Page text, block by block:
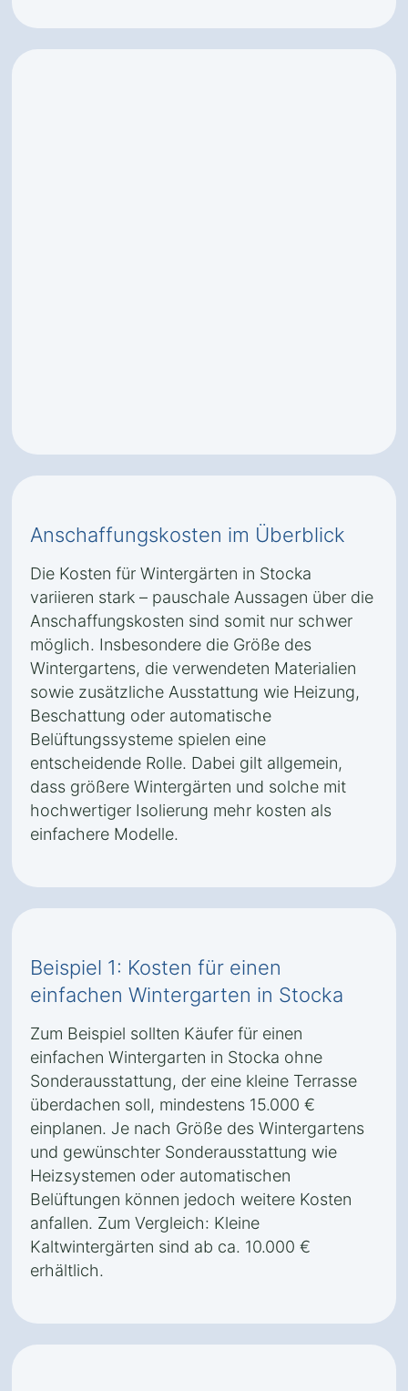
Anschaffungskosten im Überblick
Die Kosten für Wintergärten in Stocka
variieren stark – pauschale Aussagen über die
Anschaffungskosten sind somit nur schwer
möglich. Insbesondere die Größe des
Wintergartens, die verwendeten Materialien
sowie zusätzliche Ausstattung wie Heizung,
Beschattung oder automatische
Belüftungssysteme spielen eine
entscheidende Rolle. Dabei gilt allgemein,
dass größere Wintergärten und solche mit
hochwertiger Isolierung mehr kosten als
einfachere Modelle.
Beispiel 1: Kosten für einen
einfachen Wintergarten in Stocka
Zum Beispiel sollten Käufer für einen
einfachen Wintergarten in Stocka ohne
Sonderausstattung, der eine kleine Terrasse
überdachen soll, mindestens 15.000 €
einplanen. Je nach Größe des Wintergartens
und gewünschter Sonderausstattung wie
Heizsystemen oder automatischen
Belüftungen können jedoch weitere Kosten
anfallen. Zum Vergleich: Kleine
Kaltwintergärten sind ab ca. 10.000 €
erhältlich.